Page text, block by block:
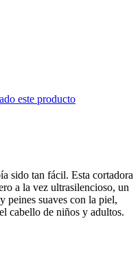
este producto
sido tan fácil. Esta cortadora
a la vez ultrasilencioso, un
peines suaves con la piel,
cabello de niños y adultos.